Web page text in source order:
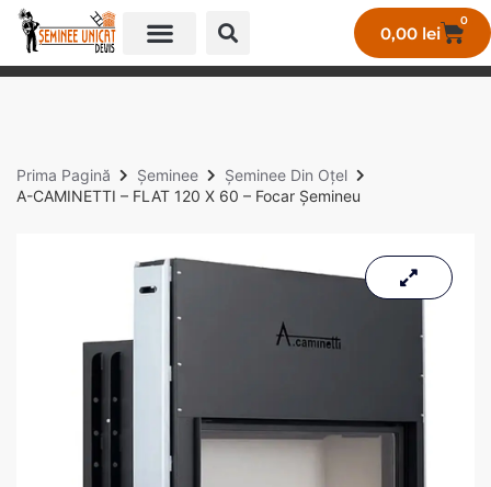
0,00 lei
0
Prima Pagină Șeminee
Șeminee Din Oțel
A-CAMINETTI – FLAT 120 X 60 – Focar Șemineu